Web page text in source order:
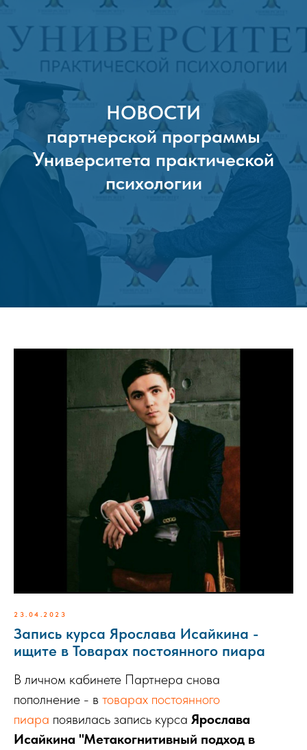
НОВОСТИ
партнерской программы
Университета практической
психологии
23.04.2023
Запись курса Ярослава Исайкина -
ищите в Товарах постоянного пиара
В личном кабинете Партнера снова
пополнение - в товарах постоянного
пиара появилась запись курса Ярослава
Исайкина "Метакогнитивный подход в